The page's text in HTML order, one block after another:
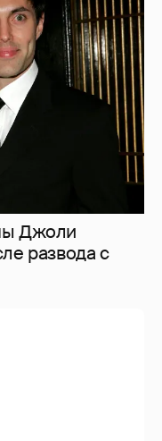
Джоли
развода с